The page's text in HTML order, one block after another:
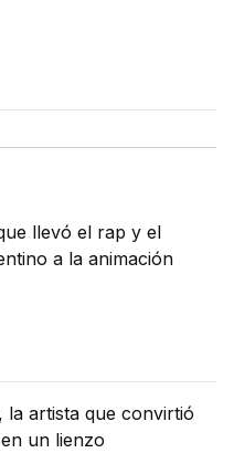
llevó el rap y el
a la animación
la artista que convirtió
un lienzo